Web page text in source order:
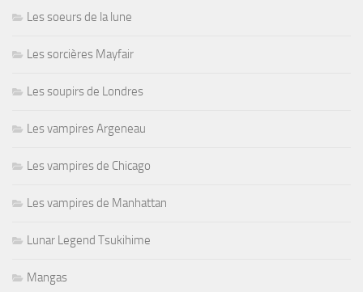
Les soeurs de la lune
Les sorcières Mayfair
Les soupirs de Londres
Les vampires Argeneau
Les vampires de Chicago
Les vampires de Manhattan
Lunar Legend Tsukihime
Mangas